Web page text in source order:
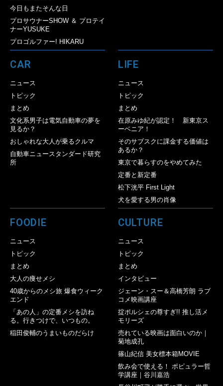
今日もまたそんな日
プロサウナーSHOW ＆ プロテイ
ナーYUSUKE
プロゴルファー! HIKARU
CAR
ニュース
トピック
まとめ
文化系男子は電気自動車の夢を
見るか？
おしゃれな大人が乗るクルマ
自動車ニュースタンダード研究
所
LIFE
ニュース
トピック
まとめ
在原みゆ紀が認定！ 新東京ス
ーベニア！
そのサブスクに課金する価値は
あるか？
東京で暮らすのをやめてみた
定番と新定番
松下洸平 First Light
犬を愛する男の肖像
FOODIE
ニュース
トピック
まとめ
大人の痩せメシ
40歳からのメシ旅 爆食ウィーク
エンド
「あの人」の定番メシを訪ね
る。行きつけで、いつもの。
稲田俊輔のうまいものだらけ
CULTURE
ニュース
トピック
まとめ
インタビュー
ジェーン・スー＆高橋芳朗 ラブ
コメ映画講座
掟ポルシェの尊すぎ!! 推し活メ
モリーズ
売れている映画は面白いのか｜
菊地成孔
篠山紀信 美女標本箱MOVIE
飲み会で使える！ ポピュラー哲
学講座｜谷川嘉浩